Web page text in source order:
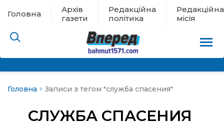
Головна
Архів
газети
Редакційна
політика
Редакційна
місія
евакуації
Головна Записи з тегом "служба спасения"
СЛУЖБА СПАСЕНИЯ